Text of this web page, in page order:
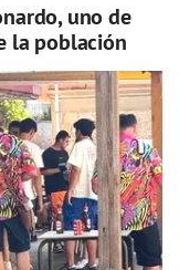
uno de
la población